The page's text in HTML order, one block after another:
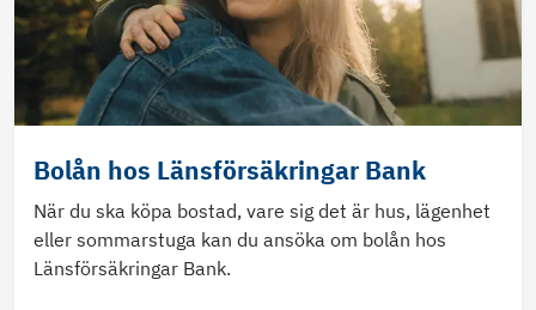
Bolån hos Länsförsäkringar Bank
När du ska köpa bostad, vare sig det är hus, lägenhet
eller sommarstuga kan du ansöka om bolån hos
Länsförsäkringar Bank.